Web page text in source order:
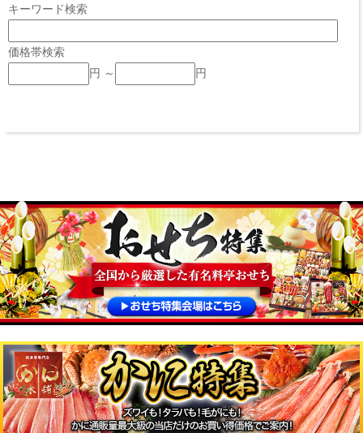
キーワード検索
価格帯検索
円 ～
円